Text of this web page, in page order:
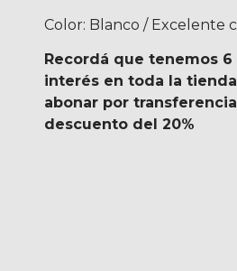
Color: Blanco / Excelente
Recordá que tenemos 6
interés en toda la
abonar por
descuento del 20%